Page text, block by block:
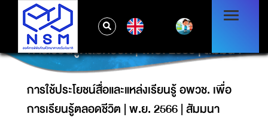
การใช้ประโยชน์สื่อและแหล่งเรียนรู้ อพวช. เพื่อ
การเรียนรู้ตลอดชีวิต | พ.ย. 2566 | สัมมนา
การใช้ประโยชน์สื่อและแหล่งเรียนรู้ อพวช. เพื่อ
การเรียนรู้ตลอดชีวิต | พ.ย. 2566 | สัมมนา